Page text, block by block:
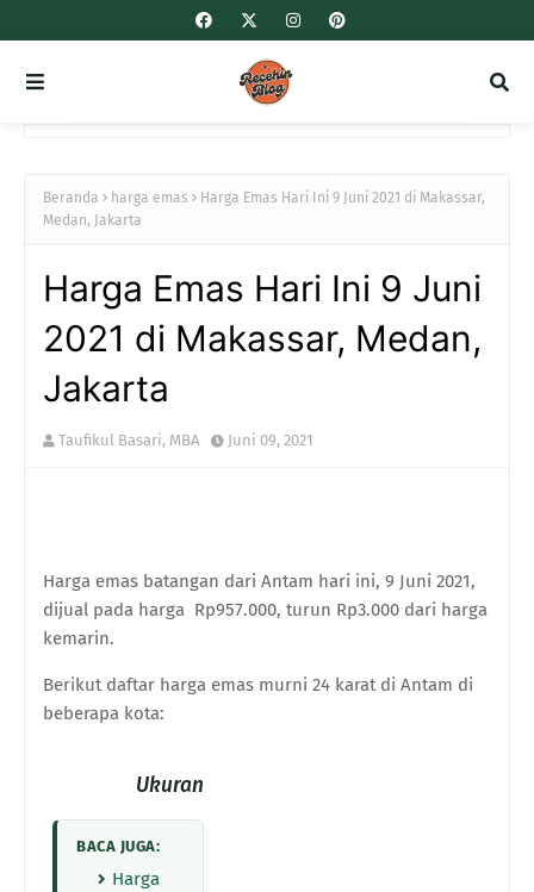
Beranda harga emas
Harga Emas Hari Ini 9 Juni 2021 di Makassar,
Medan, Jakarta
Harga Emas Hari Ini 9 Juni
2021 di Makassar, Medan,
Jakarta
Taufikul Basari, MBA Juni 09, 2021
Harga emas batangan dari Antam hari ini, 9 Juni 2021,
dijual pada harga Rp957.000, turun Rp3.000 dari harga
kemarin.
Berikut daftar harga emas murni 24 karat di Antam di
beberapa kota:
Ukuran
BACA JUGA:
Harga